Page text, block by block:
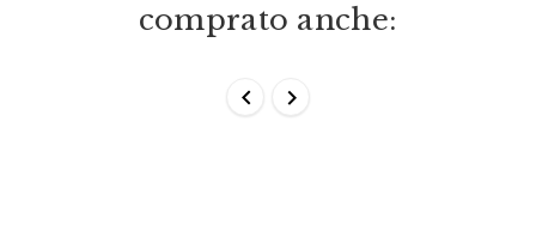
comprato anche:
 